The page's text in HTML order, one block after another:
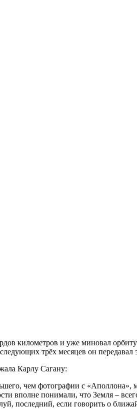
километров и уже миновал
трёх месяцев он
Карлу Сагану:
чем фотографии с
вполне понимали, что Земля –
последний, если говорить о